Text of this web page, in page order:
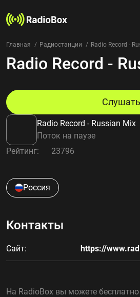
Радиостанции
Страны
Избранное
О нас
Добавить радиостанцию
Конфиденциальность
Главная Радиостанции Radio Record -
Radio Record -
Radio Record - Russian Mix
Поток на паузе
Слушать
Рейтинг: 23796
Россия
Контакты
Сайт: https://
На RadioBox вы можете